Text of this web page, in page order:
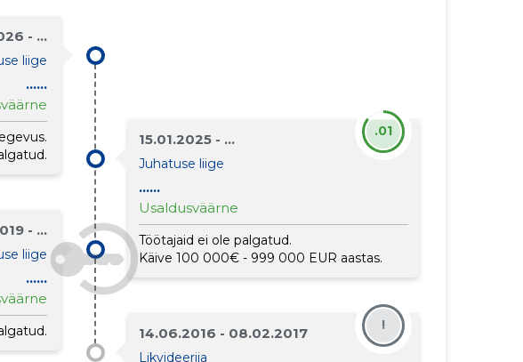
- ...
liige
......
15.01.2025 - ...
Juhatuse liige
......
Usaldusväärne
Töötajaid ei ole palgatud.
Käive 100 000€ - 999 000 EUR aastas.
.01
- ...
liige
......
14.06.2016 - 08.02.2017
Likvideerija
!